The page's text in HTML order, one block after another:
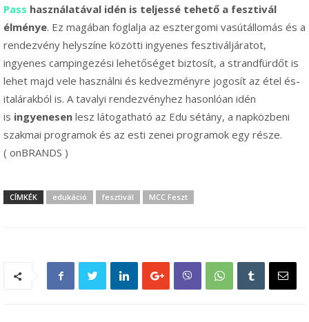
Pass használatával idén is teljessé tehető a fesztivál
élménye. Ez magában foglalja az esztergomi vasútállomás és a
rendezvény helyszíne közötti ingyenes fesztiváljáratot,
ingyenes campingezési lehetőséget biztosít, a strandfürdőt is
lehet majd vele használni és kedvezményre jogosít az étel és-
italárakból is. A tavalyi rendezvényhez hasonlóan idén
is ingyenesen lesz látogatható az Edu sétány, a napközbeni
szakmai programok és az esti zenei programok egy része.
( onBRANDS )
CÍMKÉK edukáció fesztivál MCC Feszt